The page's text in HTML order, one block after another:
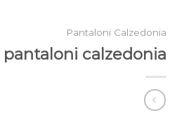
Pantaloni Calzedonia
pantaloni calzedonia